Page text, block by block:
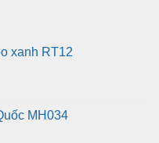
xanh RT12
MH034